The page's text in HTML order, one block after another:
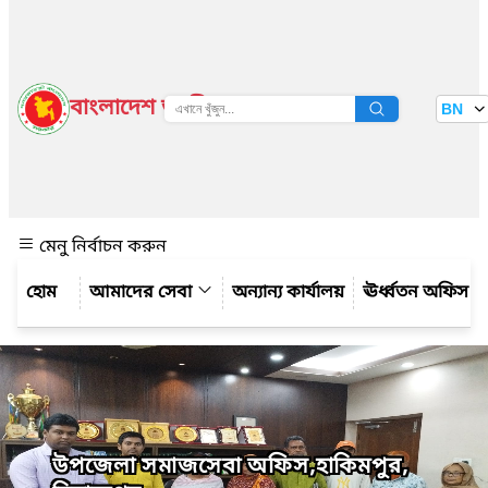
বাংলাদেশ জাতীয় তথ্য বাতায়ন BN
মেনু নির্বাচন করুন
আমাদের সেবা
অন্যান্য কার্যালয় ঊর্ধ্বতন অফিস
উপজেলা সমাজসেবা অফিস,হাকিমপুর,